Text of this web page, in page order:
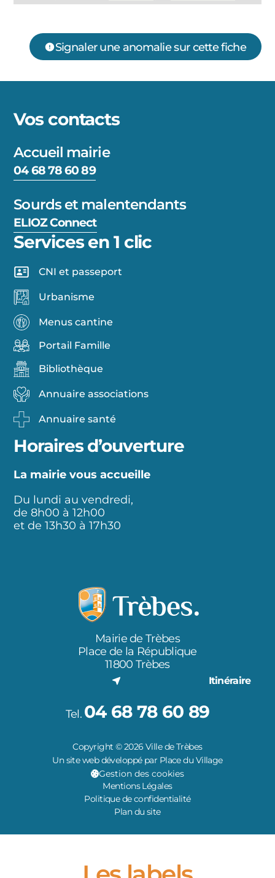
Signaler une anomalie sur cette fiche
Vos contacts
Accueil mairie
04 68 78 60 89
Sourds et malentendants
ELIOZ Connect
Services en 1 clic
CNI et passeport
Urbanisme
Menus cantine
Portail Famille
Bibliothèque
Annuaire associations
Annuaire santé
Horaires d’ouverture
La mairie vous accueille
Du lundi au vendredi,
de 8h00 à 12h00
et de 13h30 à 17h30
Mairie de Trèbes
Place de la République
11800 Trèbes
Itinéraire
Tel. 04 68 78 60 89
Copyright © 2026 Ville de Trèbes
Un site web développé par Place du Village
Gestion des cookies
Mentions Légales
Politique de confidentialité
Plan du site